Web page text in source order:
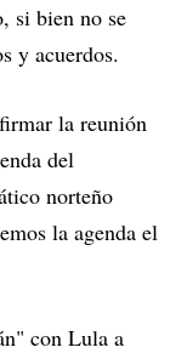
si bien no se
y acuerdos.
la reunión
del
norteño
la agenda el
con Lula a